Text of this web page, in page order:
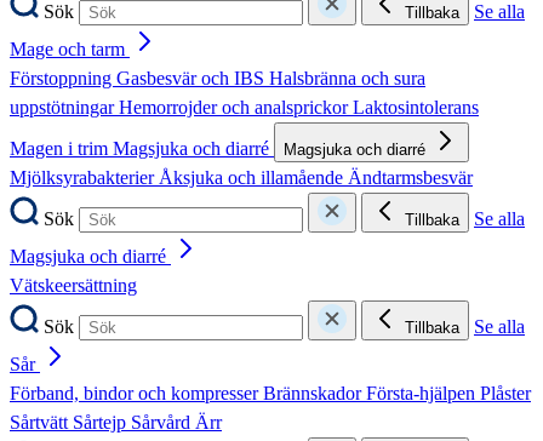
Sök
Tillbaka
Se alla
Mage och tarm
Förstoppning Gasbesvär och IBS Halsbränna och sura
uppstötningarHemorrojder och analsprickorLaktosintolerans
Magen i trim Magsjuka och diarré Magsjuka och diarré
MjölksyrabakterierÅksjuka och illamående Ändtarmsbesvär
Sök
Tillbaka
Se alla
Magsjuka och diarré
Vätskeersättning
Sök
Tillbaka
Se alla
Sår
Förband, bindor och kompresserBrännskadorFörsta-hjälpen Plåster
Sårtvätt Sårtejp Sårvård Ärr